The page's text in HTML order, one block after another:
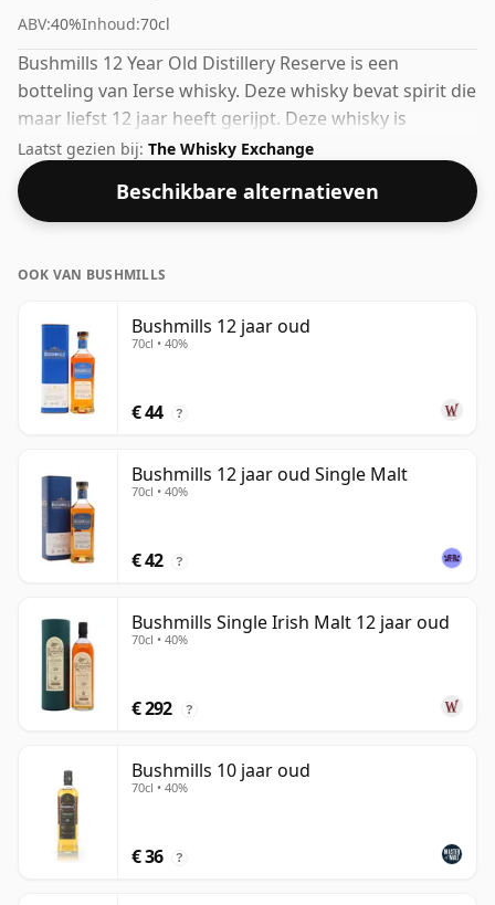
ABV:40%Inhoud:70cl
Bushmills 12 Year Old Distillery Reserve is een
botteling van Ierse whisky. Deze whisky bevat spirit die
maar liefst 12 jaar heeft gerijpt. Deze whisky is
gebotteld op de standaard sterkte van 40% ABV en
wordt geleverd in een fles van 70cl.
Laatst gezien bij: The Whisky Exchange
Beschikbare alternatieven
OOK VAN BUSHMILLS
Bushmills 12 jaar oud
70cl • 40%
€ 44 ?
Bushmills 12 jaar oud Single Malt
70cl • 40%
€ 42 ?
Bushmills Single Irish Malt 12 jaar oud
70cl • 40%
€ 292 ?
Bushmills 10 jaar oud
70cl • 40%
€ 36 ?